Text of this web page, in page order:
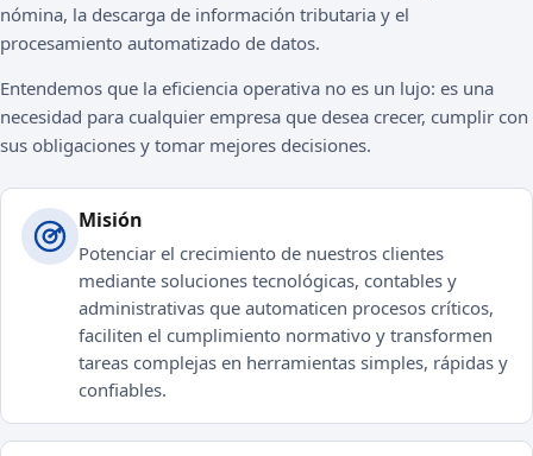
nómina, la descarga de información tributaria y el
procesamiento automatizado de datos.
Entendemos que la eficiencia operativa no es un lujo: es una
necesidad para cualquier empresa que desea crecer, cumplir con
sus obligaciones y tomar mejores decisiones.
Misión
Potenciar el crecimiento de nuestros clientes
mediante soluciones tecnológicas, contables y
administrativas que automaticen procesos críticos,
faciliten el cumplimiento normativo y transformen
tareas complejas en herramientas simples, rápidas y
confiables.